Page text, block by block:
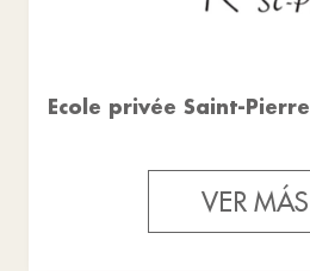
Ecole privée Saint-Pierre
VER MÁS